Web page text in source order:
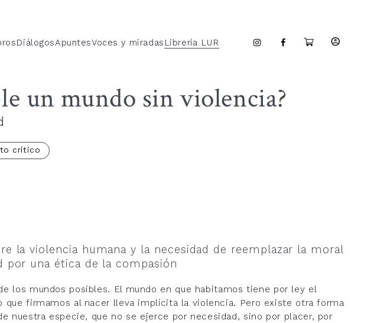
DiálogosApuntesVoces y miradasLibrería LUR
un mundo sin violencia?
crítico
la violencia humana y la necesidad de reemplazar la moral
por una ética de la compasión
los mundos posibles. El mundo en que habitamos tiene por ley el
que firmamos al nacer lleva implícita la violencia. Pero existe otra forma
nuestra especie, que no se ejerce por necesidad, sino por placer, por